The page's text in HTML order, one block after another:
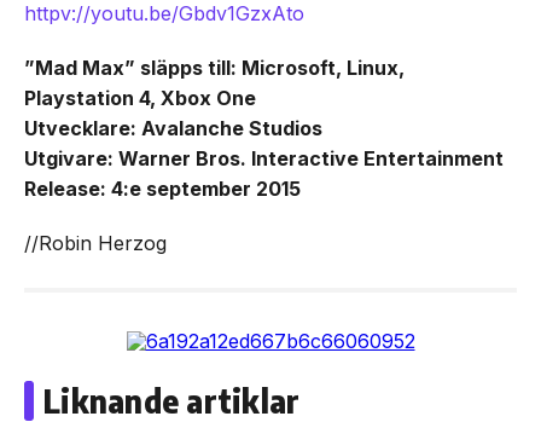
httpv://youtu.be/Gbdv1GzxAto
”Mad Max” släpps till: Microsoft, Linux,
Playstation 4, Xbox One
Utvecklare: Avalanche Studios
Utgivare: Warner Bros. Interactive Entertainment
Release: 4:e september 2015
//Robin Herzog
Liknande artiklar